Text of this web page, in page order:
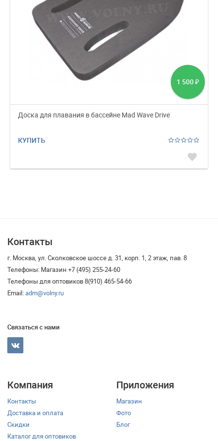
1 500 ₽
Доска для плавания в бассейне Mad Wave Drive
КУПИТЬ
favorite
Контакты
г. Москва, ул. Сколковское шоссе д. 31, корп. 1, 2 этаж, пав. 8
Телефоны: Магазин +7 (495) 255-24-60
Телефоны для оптовиков 8(910) 465-54-66
Email:adm@volny.ru
Связаться с нами
Компания
Контакты
Доставка и оплата
Скидки
Каталог для оптовиков
Приложения
Магазин
Фото
Блог